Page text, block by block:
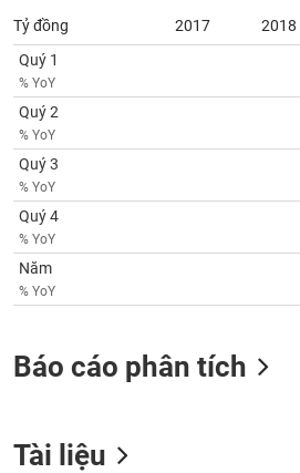
Tỷ đồng 2017 2018
Quý 1
% YoY
Quý 2
% YoY
Quý 3
% YoY
Quý 4
% YoY
Năm
% YoY
Báo cáo phân tích
Tài liệu
Truyền
thông
tài
chính
Dữ
liệu